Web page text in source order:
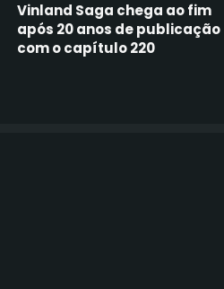
Vinland Saga chega ao fim
após 20 anos de publicação
com o capítulo 220